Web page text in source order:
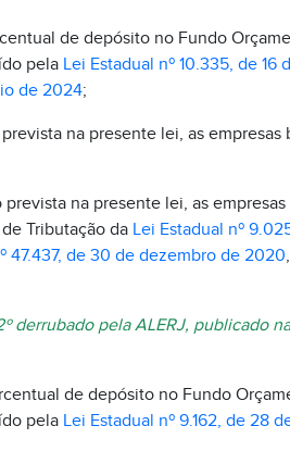
de depósito no Fundo
pelaLei Estadual nº 10.335, de 16
de 2024;
na presente lei, as
na presente lei, as
Tributação da Lei Estadual nº
47.437, de 30 de dezembro de 2020
derrubado pela ALERJ, publicado
de depósito no Fundo
pela Lei Estadual nº 9.162, de 28